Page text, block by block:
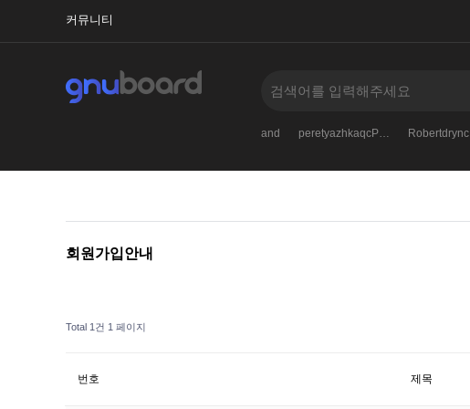
커뮤니티
and peretyazhkaqcP… Robertdrync
회원가입안내
Total 1건 1 페이지
번호 제목